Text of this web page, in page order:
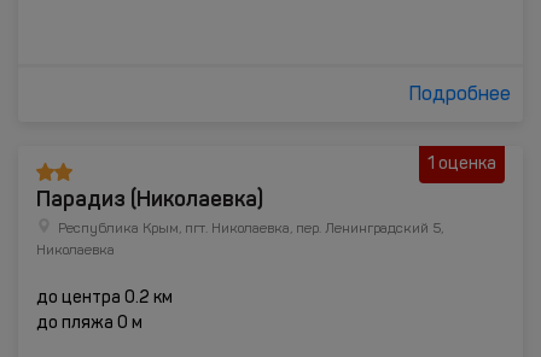
Подробнее
1 оценка
Парадиз (Николаевка)
Республика Крым, пгт. Николаевка, пер. Ленинградский 5,
Николаевка
до центра 0.2 км
до пляжа 0 м